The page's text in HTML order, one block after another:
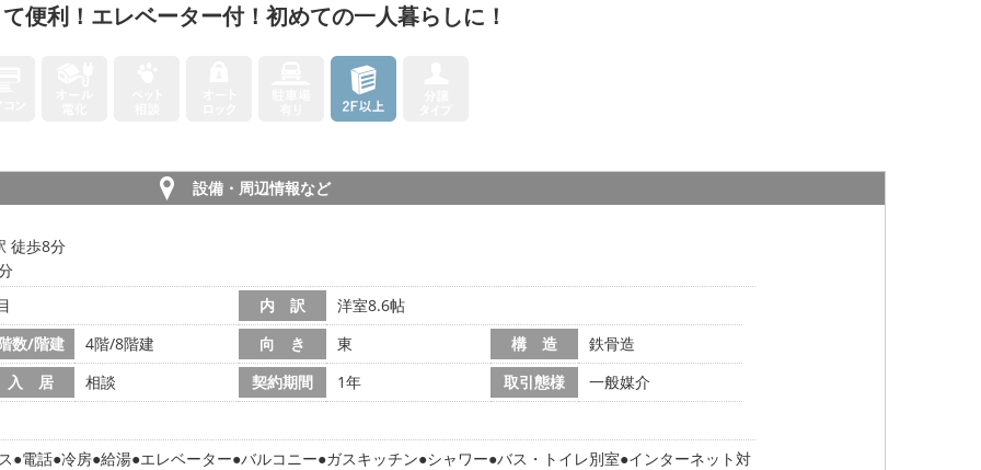
便利！エレベーター付！初めての一人暮らしに！
設備・周辺情報など
徒歩8分
内 訳
洋室8.6帖
数/階建
4階/8階建 向 き 東 構 造
鉄骨造
入 居
相談 契約期間 1年 取引態様 一般媒介
電話 冷房 給湯 エレベーター バルコニー ガスキッチン シャワー バス・トイレ別室 インターネット対